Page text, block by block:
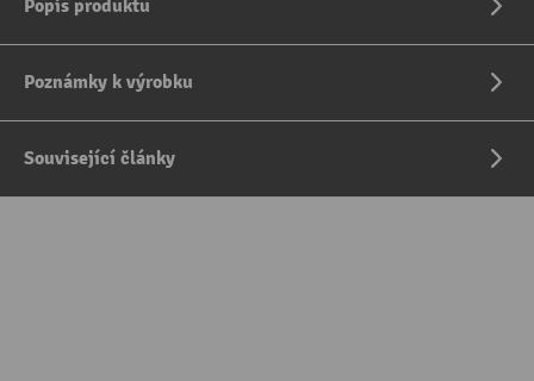
Popis produktu
Poznámky k výrobku
Související články